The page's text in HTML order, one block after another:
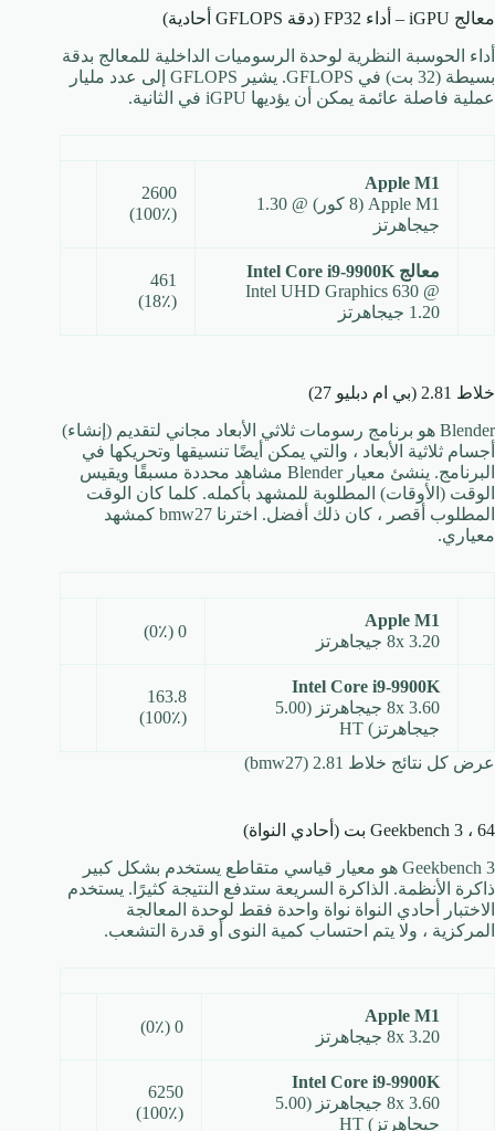
معالج iGPU – أداء FP32 (دقة GFLOPS أحادية)
أداء الحوسبة النظرية لوحدة الرسوميات الداخلية للمعالج بدقة
بسيطة (32 بت) في GFLOPS. يشير GFLOPS إلى عدد مليار
عملية فاصلة عائمة يمكن أن يؤديها iGPU في الثانية.
Apple M1
Apple M1 (8 كور) @ 1.30
جيجاهرتز
2600
(100٪)
معالج Intel Core i9-9900K
Intel UHD Graphics 630 @
1.20 جيجاهرتز
461
(18٪)
خلاط 2.81 (بي ام دبليو 27)
Blender هو برنامج رسومات ثلاثي الأبعاد مجاني لتقديم (إنشاء)
أجسام ثلاثية الأبعاد ، والتي يمكن أيضًا تنسيقها وتحريكها في
البرنامج. ينشئ معيار Blender مشاهد محددة مسبقًا ويقيس
الوقت (الأوقات) المطلوبة للمشهد بأكمله. كلما كان الوقت
المطلوب أقصر ، كان ذلك أفضل. اخترنا bmw27 كمشهد
معياري.
Apple M1
8x 3.20 جيجاهرتز
0 (0٪)
Intel Core i9-9900K
8x 3.60 جيجاهرتز (5.00
جيجاهرتز) HT
163.8
(100٪)
عرض كل نتائج خلاط 2.81 (bmw27)
Geekbench 3 ، 64 بت (أحادي النواة)
Geekbench 3 هو معيار قياسي متقاطع يستخدم بشكل كبير
ذاكرة الأنظمة. الذاكرة السريعة ستدفع النتيجة كثيرًا. يستخدم
الاختبار أحادي النواة نواة واحدة فقط لوحدة المعالجة
المركزية ، ولا يتم احتساب كمية النوى أو قدرة التشعب.
Apple M1
8x 3.20 جيجاهرتز
0 (0٪)
Intel Core i9-9900K
8x 3.60 جيجاهرتز (5.00
جيجاهرتز) HT
6250
(100٪)